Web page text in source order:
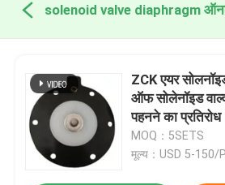
solenoid valve diaphragm
ZCK एयर
ऑफ सोलेनॉइड
पहनने का प्रतिरोध
MOQ：5SETS
मूल्य：USD 5-150/